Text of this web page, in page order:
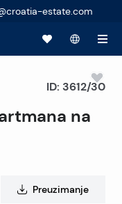
estate.com
na
ID: 3612/30
Preuzimanje